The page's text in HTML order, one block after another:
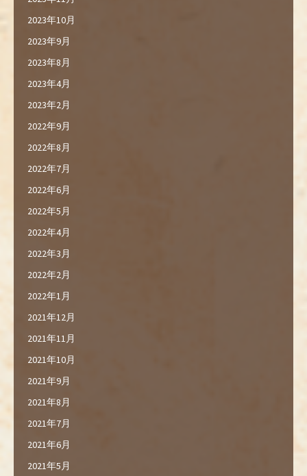
2023年10月
2023年9月
2023年8月
2023年4月
2023年2月
2022年9月
2022年8月
2022年7月
2022年6月
2022年5月
2022年4月
2022年3月
2022年2月
2022年1月
2021年12月
2021年11月
2021年10月
2021年9月
2021年8月
2021年7月
2021年6月
2021年5月